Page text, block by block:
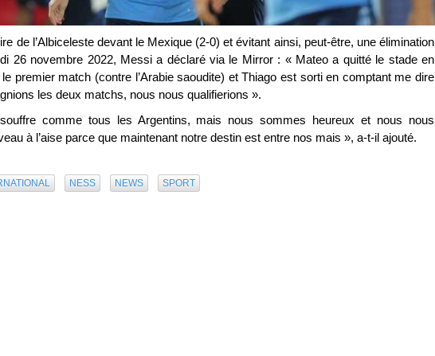
de l’Albiceleste devant le Mexique (2-0) et évitant ainsi, peut-être, une élimination
26 novembre 2022, Messi a déclaré via le Mirror : « Mateo a quitté le stade en
premier match (contre l’Arabie saoudite) et Thiago est sorti en comptant me dire
les deux matchs, nous nous qualifierions ».
comme tous les Argentins, mais nous sommes heureux et nous nous
à l’aise parce que maintenant notre destin est entre nos mais », a-t-il ajouté.
NESS NEWS SPORT